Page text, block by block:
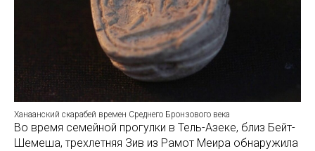
Ханаанский скарабей времен Среднего Бронзового века
Во время семейной прогулки в Тель-Азеке, близ Бейт-
Шемеша, трехлетняя Зив из Рамот Меира обнаружила